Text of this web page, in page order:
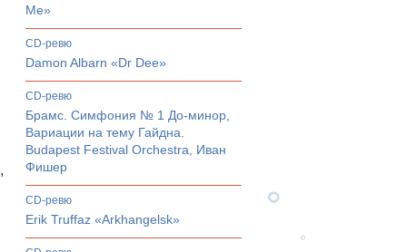
Me»
CD-ревю
Damon Albarn «Dr Dee»
CD-ревю
Брамс. Симфония № 1 До-минор,
Вариации на тему Гайдна.
Budapest Festival Orchestra, Иван
Фишер
CD-ревю
Erik Truffaz «Arkhangelsk»